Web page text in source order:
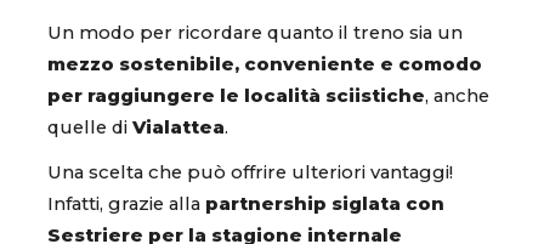
Un modo per ricordare quanto il treno sia un
mezzo sostenibile, conveniente e comodo
per raggiungere le località sciistiche, anche
quelle di Vialattea.
Una scelta che può offrire ulteriori vantaggi!
Infatti, grazie alla partnership siglata con
Sestriere per la stagione internale